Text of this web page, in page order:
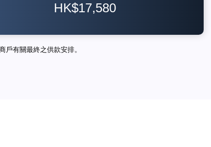
HK$17,580
戶有關最終之供款安排。